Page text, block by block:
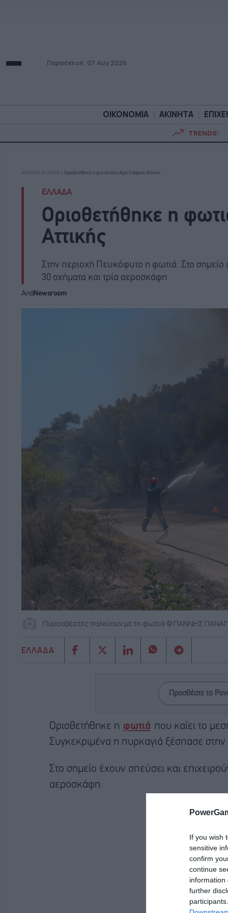
If you wish
sensitive
confirm
continue
information
further
Παρασκευή, 07 Αυγ 2026
ΟΙΚΟΝΟΜΙΑ ΑΚΙΝΗΤΑ
TRENDS:
ΟΙΚΟΝΟΜΙΑ
ΑΡΧΙΚΗ » ΕΛΛΑΔΑ » Οριοθετήθηκε η φωτιά στον Άγιο Στέφανο Αττικής
ΕΛΛΑΔΑ
Οριοθετήθηκε η
Αττικής
Στην περιοχή Πευκόφυτο η φωτιά. Στο σημείο
30 οχήματα και τρία αεροσκάφη
ΑπόNewsroom
Πυροσβέστες παλεύουν με τη φωτιά © ΓΙΑΝΝΗΣ
ΕΛΛΑΔΑ
Προσθέστε το
Οριοθετήθηκε η φωτιά που καίει το
Συγκεκριμένα η πυρκαγιά ξέσπασε
Στο σημείο έχουν σπεύσει και
αεροσκάφη.